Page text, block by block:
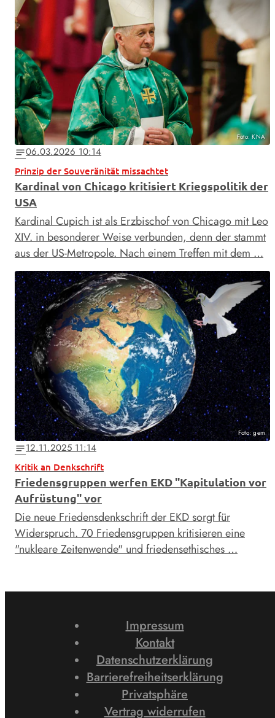
Foto: KNA
notes06.03.2026 10:14
Prinzip der Souveränität missachtet
Kardinal von Chicago kritisiert Kriegspolitik der
USA
Kardinal Cupich ist als Erzbischof von Chicago mit Leo
XIV. in besonderer Weise verbunden, denn der stammt
aus der US-Metropole. Nach einem Treffen mit dem …
Foto: gem
notes12.11.2025 11:14
Kritik an Denkschrift
Friedensgruppen werfen EKD "Kapitulation vor
Aufrüstung" vor
Die neue Friedensdenkschrift der EKD sorgt für
Widerspruch. 70 Friedensgruppen kritisieren eine
"nukleare Zeitenwende" und friedensethisches …
Impressum
Kontakt
Datenschutzerklärung
Barrierefreiheitserklärung
Privatsphäre
Vertrag widerrufen